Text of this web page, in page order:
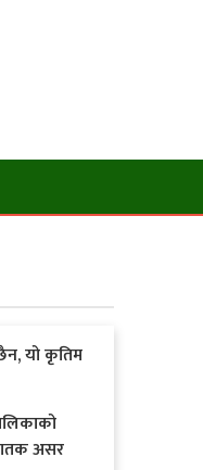
यो कृतिम
असर